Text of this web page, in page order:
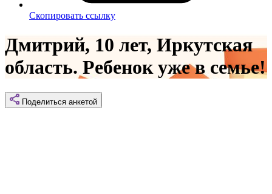
Скопировать ссылку
Дмитрий, 10 лет, Иркутская
область. Ребенок уже в семье!
Поделиться анкетой